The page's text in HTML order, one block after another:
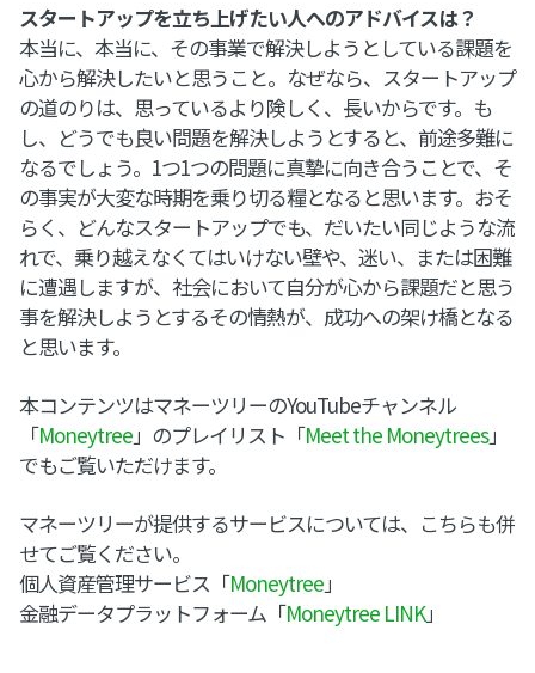
スタートアップを立ち上げたい人へのアドバイスは？
本当に、本当に、その事業で解決しようとしている課題を
心から解決したいと思うこと。なぜなら、スタートアップ
の道のりは、思っているより険しく、長いからです。も
し、どうでも良い問題を解決しようとすると、前途多難に
なるでしょう。1つ1つの問題に真摯に向き合うことで、そ
の事実が大変な時期を乗り切る糧となると思います。おそ
らく、どんなスタートアップでも、だいたい同じような流
れで、乗り越えなくてはいけない壁や、迷い、または困難
に遭遇しますが、社会において自分が心から課題だと思う
事を解決しようとするその情熱が、成功への架け橋となる
と思います。
本コンテンツはマネーツリーのYouTubeチャンネル
「Moneytree」のプレイリスト「Meet the Moneytrees」
でもご覧いただけます。
マネーツリーが提供するサービスについては、こちらも併
せてご覧ください。
個人資産管理サービス「Moneytree」
金融データプラットフォーム「Moneytree LINK」